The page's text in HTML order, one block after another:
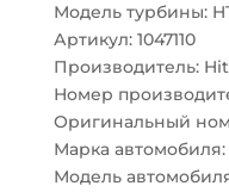
Модель турбины:
Артикул: 1047110
Производитель:
Номер
Оригинальный
Марка автомобиля:
Модель